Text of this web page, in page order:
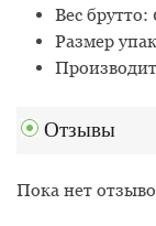
Вес брутто:
Размер
Отзывы
Пока нет